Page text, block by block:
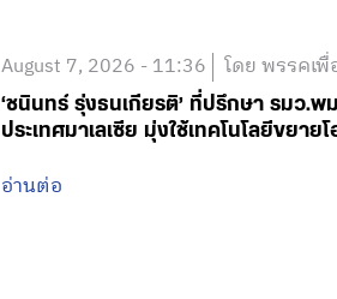
August 7, 2026 - 11:36 โดย พรรคเพื่
‘ชนินทร์ รุ่งธนเกียรติ’ ที่ปรึกษา รมว.
ประเทศมาเลเซีย มุ่งใช้เทคโนโลยีขย
อ่านต่อ